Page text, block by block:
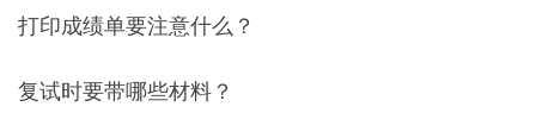
打印成绩单要注意什么？
复试时要带哪些材料？